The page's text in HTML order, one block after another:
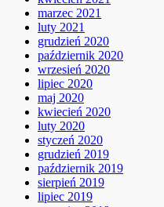
marzec 2021
luty 2021
grudzień 2020
październik 2020
wrzesień 2020
lipiec 2020
maj 2020
kwiecień 2020
luty 2020
styczeń 2020
grudzień 2019
październik 2019
sierpień 2019
lipiec 2019